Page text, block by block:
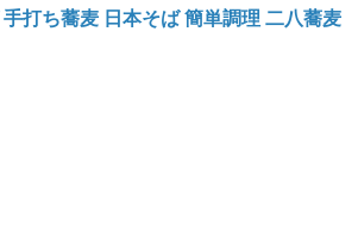
打ち蕎麦 日本そば 簡単調理 二八蕎麦